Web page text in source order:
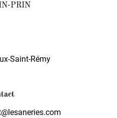
PRIN
Saint-Rémy